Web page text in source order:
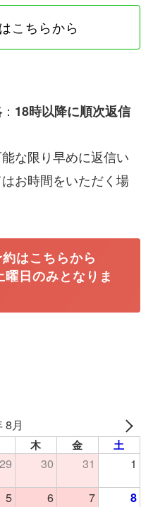
こちらから
： 18時以降に順次返信
な限り早めに返信い
お時間をいただく場
はこちらから
曜日のみとなりま
8月
木 金 土
29 30 31
1
5 6 7 8